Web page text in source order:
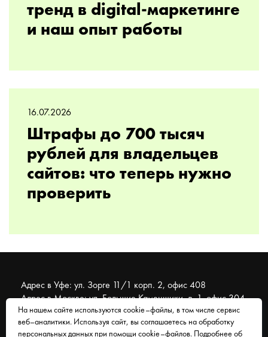
тренд в digital-маркетинге
и наш опыт работы
16.07.2026
Штрафы до 700 тысяч
рублей для владельцев
сайтов: что теперь нужно
проверить
Адрес в Уфе: ул. Зорге 11/1 корп. 2, офис 408
Адрес в Москве: ул. Большие Каменщики, д. 1, офис 304
© 2007 - 2026 Муравейник. SEO-продвижение, реклама,
На нашем сайте используются cookie–файлы, в том числе сервис
веб–аналитики. Используя сайт, вы соглашаетесь на обработку
персональных данных при помощи cookie–файлов. Подробнее об